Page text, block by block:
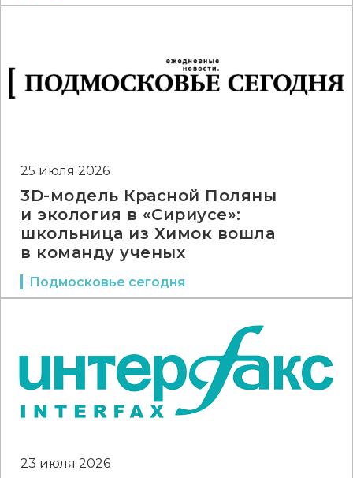
25 июля 2026
3D-модель Красной Поляны
и экология в «Сириусе»:
школьница из Химок вошла
в команду ученых
Подмосковье сегодня
23 июля 2026